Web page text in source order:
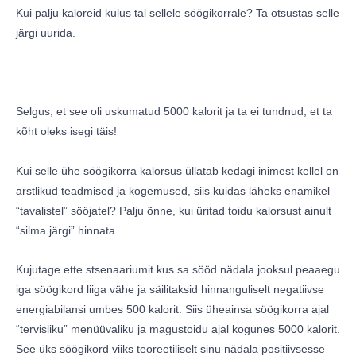
Kui palju kaloreid kulus tal sellele söögikorrale? Ta otsustas selle
järgi uurida.
Selgus, et see oli uskumatud 5000 kalorit ja ta ei tundnud, et ta
kõht oleks isegi täis!
Kui selle ühe söögikorra kalorsus üllatab kedagi inimest kellel on
arstlikud teadmised ja kogemused, siis kuidas läheks enamikel
“tavalistel” sööjatel? Palju õnne, kui üritad toidu kalorsust ainult
“silma järgi” hinnata.
Kujutage ette stsenaariumit kus sa sööd nädala jooksul peaaegu
iga söögikord liiga vähe ja säilitaksid hinnanguliselt negatiivse
energiabilansi umbes 500 kalorit. Siis üheainsa söögikorra ajal
“tervisliku” menüüvaliku ja magustoidu ajal kogunes 5000 kalorit.
See üks söögikord viiks teoreetiliselt sinu nädala positiivsesse